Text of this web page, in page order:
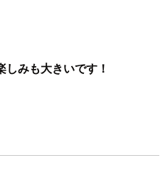
みも大きいです！